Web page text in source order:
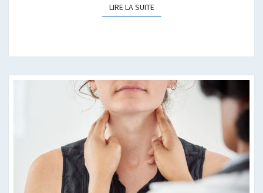
LIRE LA SUITELIRE LA SUITE